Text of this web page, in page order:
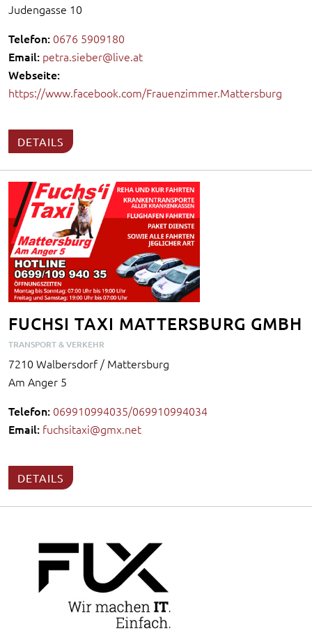
Judengasse 10
Telefon: 0676 5909180
Email: petra.sieber@live.at
Webseite:
https://www.facebook.com/Frauenzimmer.Mattersburg
DETAILS
FUCHSI TAXI MATTERSBURG GMBH
TRANSPORT & VERKEHR
7210 Walbersdorf / Mattersburg
Am Anger 5
Telefon: 069910994035/069910994034
Email: fuchsitaxi@gmx.net
DETAILS